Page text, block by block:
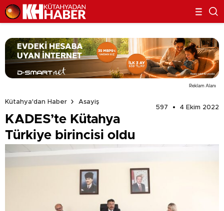
Reklam Alanı
Kütahya'dan Haber
Asayiş
597
4 Ekim 2022
KADES’te Kütahya
Türkiye birincisi oldu